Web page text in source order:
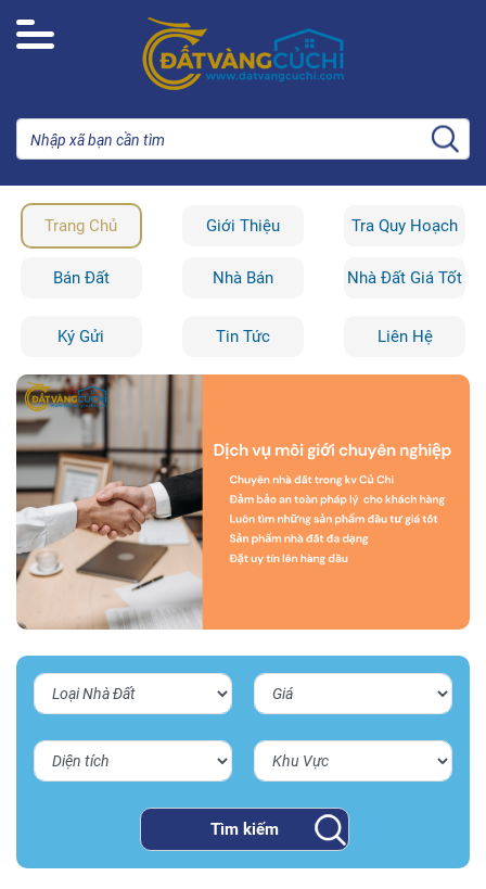
Trang Chủ Giới Thiệu Tra Quy Hoạch
Bán Đất Nhà Bán Nhà Đất Giá Tốt
Ký Gửi Tin Tức Liên Hệ